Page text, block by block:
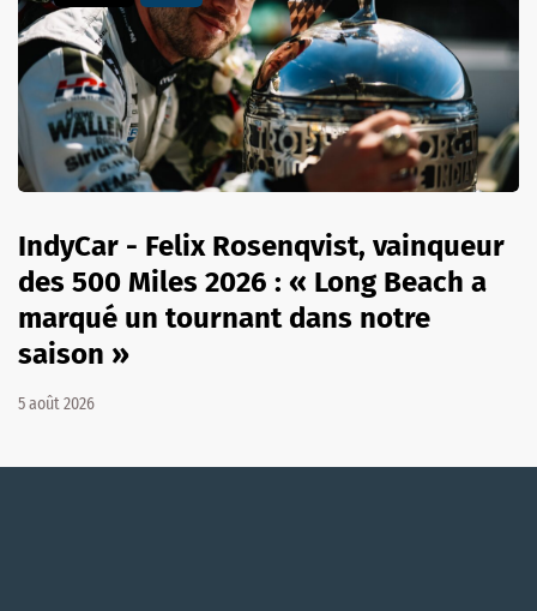
IndyCar - Felix Rosenqvist, vainqueur
des 500 Miles 2026 : « Long Beach a
marqué un tournant dans notre
saison »
5 août 2026